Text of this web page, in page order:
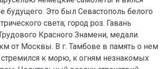
Это был Севастополь белого
света, город роз. Гавань
Красного Знамени, медали.
от Москвы. В г. Тамбове в память о нем
к морю, к огням незнакомых